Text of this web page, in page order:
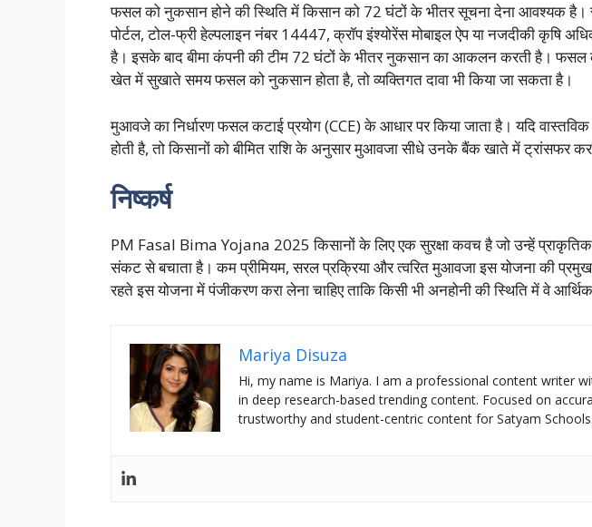
फसल को नुकसान होने की स्थिति में किसान को 72 घंटों के भीतर सूचना देना आवश्यक है।
पोर्टल, टोल-फ्री हेल्पलाइन नंबर 14447, क्रॉप इंश्योरेंस मोबाइल ऐप या नजदीकी कृषि
है। इसके बाद बीमा कंपनी की टीम 72 घंटों के भीतर नुकसान का आकलन करती है। फसल
खेत में सुखाते समय फसल को नुकसान होता है, तो व्यक्तिगत दावा भी किया जा सकता है।
मुआवजे का निर्धारण फसल कटाई प्रयोग (CCE) के आधार पर किया जाता है। यदि
होती है, तो किसानों को बीमित राशि के अनुसार मुआवजा सीधे उनके बैंक खाते में ट्रांसफर कर
निष्कर्ष
PM Fasal Bima Yojana 2025 किसानों के लिए एक सुरक्षा कवच है जो उन्हें
संकट से बचाता है। कम प्रीमियम, सरल प्रक्रिया और त्वरित मुआवजा इस योजना की
रहते इस योजना में पंजीकरण करा लेना चाहिए ताकि किसी भी अनहोनी की स्थिति में वे
Mariya Disuza
Hi, my name is Mariya. I am a professional content writer
in deep research-based trending content. Focused on
trustworthy and student-centric content for Satyam Schools.